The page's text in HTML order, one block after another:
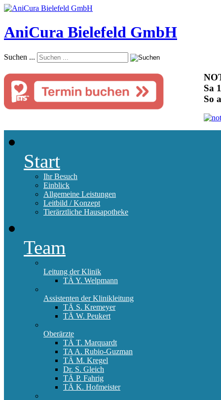
AniCura Bielefeld GmbH
Suchen ...
Sa
So
Start
Ihr Besuch
Einblick
Allgemeine Leistungen
Leitbild / Konzept
Tierärztliche Hausapotheke
Team
Leitung der Klinik
TÄ Y. Welpmann
Assistenten der Klinikleitung
TÄ S. Kremeyer
TÄ W. Peukert
Oberärzte
TÄ T. Marquardt
TA A. Rubio-Guzman
TÄ M. Kregel
Dr. S. Gleich
TÄ P. Fahrig
TÄ K. Hofmeister